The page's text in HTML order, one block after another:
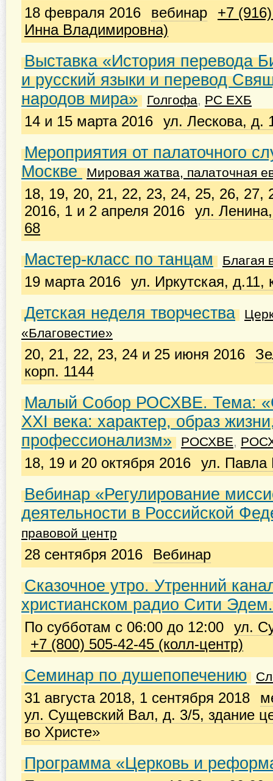
18 февраля 2016 вебинар
+7
Инна Владимировна)
Выставка «История перевода
и русский языки и перевод
народов мира»
Голгофа, РС ЕХБ
14 и 15 марта 2016 ул. Лескова, д.
Мероприятия от палаточного
Москве Мировая жатва, палаточная
18, 19, 20, 21, 22, 23, 24, 25, 26, 27,
2016, 1 и 2 апреля 2016
ул.
68
Мастер-класс по танцам Благая
19 марта 2016 ул. Иркутская, д.11,
Детская неделя творчества
«Благовестие»
20, 21, 22, 23, 24 и 25 июня 2016
корп. 1144
Малый Собор РОСХВЕ. Тема:
XXI века: характер, образ
профессионализм»
РОСХВЕ,
18, 19 и 20 октября 2016 ул. Павла
Вебинар «Регулирование
деятельности в Российской
правовой центр
28 сентября 2016 Вебинар
Сказочное утро. Утренний
христианском радио Сити Эдем.
По субботам с 06:00 до 12:00
ул.
+7 (800) 505-42-45 (колл-центр)
Семинар по душепопечению
31 августа 2018, 1 сентября 2018
ул. Сущевский Вал, д. 3/5, здание
во Христе»
Программа «Церковь и